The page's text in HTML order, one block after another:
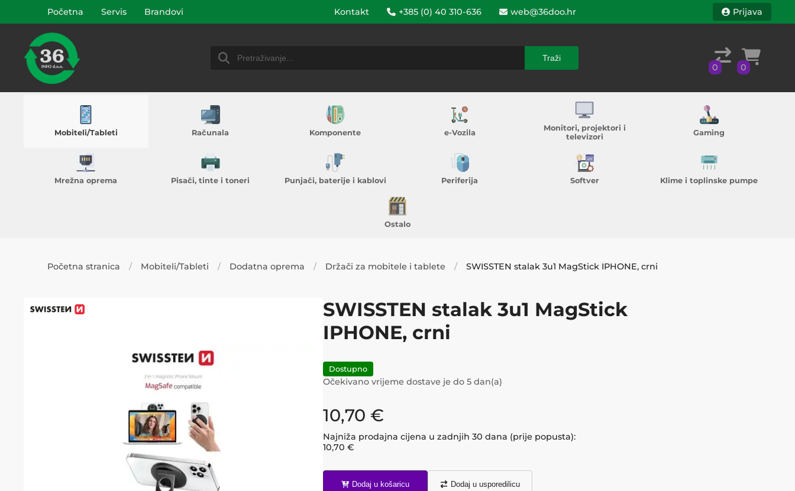
Traži
Početna Servis Brandovi Kontakt +385 (0) 40 310-636 web@36doo.hr Prijava
Traži
0 0
Mobiteli/Tableti Računala Komponente e-Vozila
Monitori, projektori i
televizori
Gaming
Mrežna oprema Pisači, tinte i toneri Punjači, baterije i kablovi Periferija Softver Klime i toplinske pumpe
Ostalo
Početna stranica Mobiteli/Tableti Dodatna oprema Držači za mobitele i tablete SWISSTEN stalak 3u1 MagStick IPHONE, crni
SWISSTEN stalak 3u1 MagStick
IPHONE, crni
Dostupno
Očekivano vrijeme dostave je do 5dan(a)
10,70 €
Najniža prodajna cijena u zadnjih 30 dana (prije popusta):
10,70 €
Dodaj u košaricu Dodaj u usporedilicu